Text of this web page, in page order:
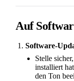
Auf
Software-
Stelle
installiert
den Ton